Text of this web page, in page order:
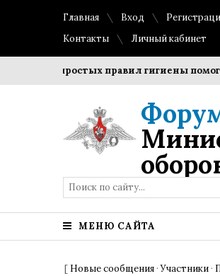
Главная Вход
Контакты
Личный кабинет
простых правил гигиены помогает
МЕНЮ САЙТА
[ Новые сообщения ·Участники ·